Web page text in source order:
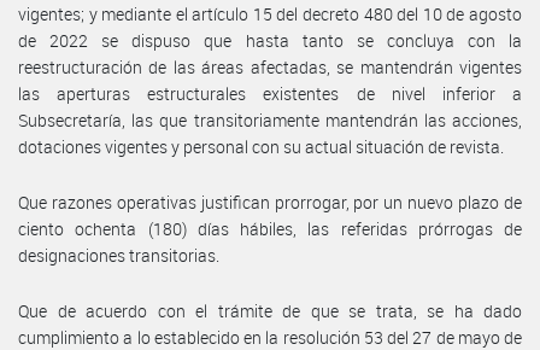
vigentes; y mediante el artículo 15 del decreto 480 del 10 de agosto
de 2022 se dispuso que hasta tanto se concluya con la
reestructuración de las áreas afectadas, se mantendrán vigentes
las aperturas estructurales existentes de nivel inferior a
Subsecretaría, las que transitoriamente mantendrán las acciones,
dotaciones vigentes y personal con su actual situación de revista.
Que razones operativas justifican prorrogar, por un nuevo plazo de
ciento ochenta (180) días hábiles, las referidas prórrogas de
designaciones transitorias.
Que de acuerdo con el trámite de que se trata, se ha dado
cumplimiento a lo establecido en la resolución 53 del 27 de mayo de